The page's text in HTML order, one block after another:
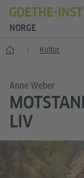
NORGE
Forside Kultur
Anne Weber
LIV